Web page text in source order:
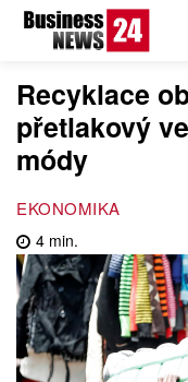
Recyklace
přetlakový
módy
EKONOMIKA
4 min.